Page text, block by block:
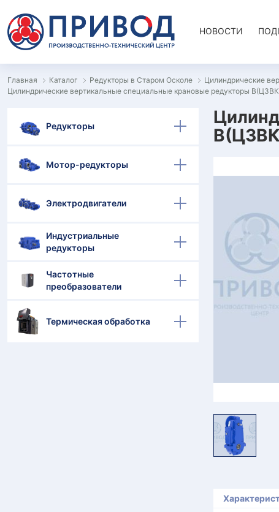
НОВОСТИ
Главная Каталог Редукторы в Старом Осколе Цилиндрические
Цилиндрические вертикальные специальные крановые редукторы
Редукторы
Мотор-редукторы
Электродвигатели
Индустриальные
редукторы
Частотные
преобразователи
Термическая обработка